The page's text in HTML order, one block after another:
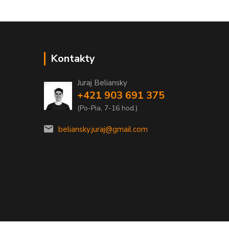
Kontakty
Juraj Beliansky
+421 903 691 375
(Po-Pia, 7-16 hod.)
beliansky.juraj@gmail.com